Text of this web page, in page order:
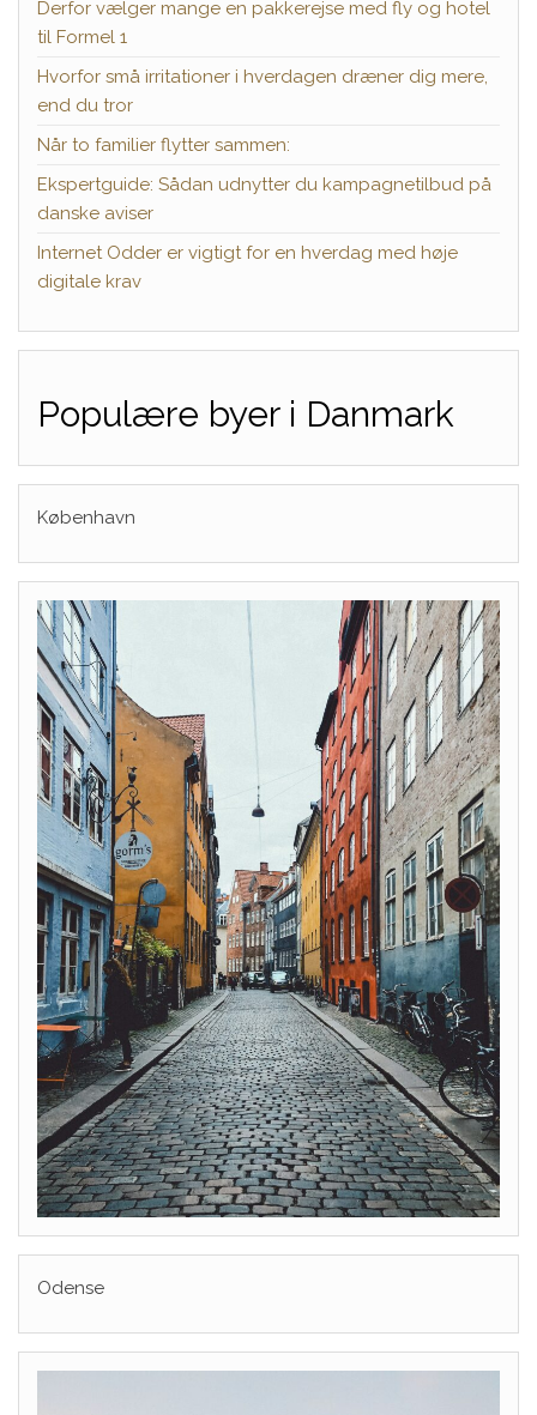
Derfor vælger mange en pakkerejse med fly og hotel
til Formel 1
Hvorfor små irritationer i hverdagen dræner dig mere,
end du tror
Når to familier flytter sammen:
Ekspertguide: Sådan udnytter du kampagnetilbud på
danske aviser
Internet Odder er vigtigt for en hverdag med høje
digitale krav
Populære byer i Danmark
København
Odense